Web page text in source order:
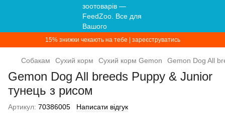
15% знижки чекають на тебе | зареєструватись
Собакам Сухий корм Сухий корм Gemon Gemon Dog All
Gemon Dog All breeds Puppy & Junior
тунeць з рисом
Артикул: 70386005 Написати відгук